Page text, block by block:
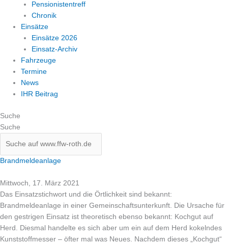
Pensionistentreff
Chronik
Einsätze
Einsätze 2026
Einsatz-Archiv
Fahrzeuge
Termine
News
IHR Beitrag
Suche
Suche
Brandmeldeanlage
Mittwoch, 17. März 2021
Das Einsatzstichwort und die Örtlichkeit sind bekannt:
Brandmeldeanlage in einer Gemeinschaftsunterkunft. Die Ursache für
den gestrigen Einsatz ist theoretisch ebenso bekannt: Kochgut auf
Herd. Diesmal handelte es sich aber um ein auf dem Herd kokelndes
Kunststoffmesser – öfter mal was Neues. Nachdem dieses „Kochgut“